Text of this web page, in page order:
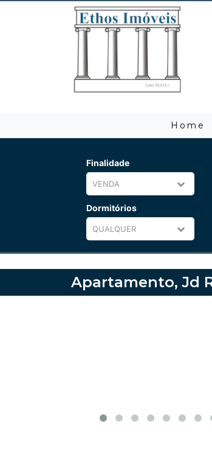
Home
Finalidade
Dormitórios
Apartamento, Jd